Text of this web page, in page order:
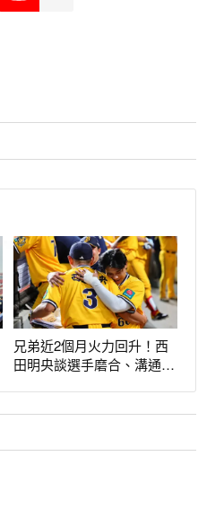
兄弟近2個月火力回升！西
田明央談選手磨合、溝通：